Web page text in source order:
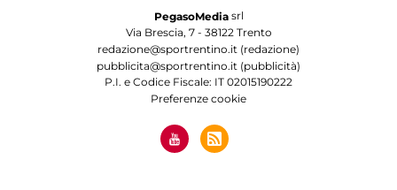
PegasoMediasrl
Via Brescia, 7 - 38122 Trento
redazione@sportrentino.it (redazione)
pubblicita@sportrentino.it (pubblicità)
P.I. e Codice Fiscale: IT 02015190222
Preferenze cookie